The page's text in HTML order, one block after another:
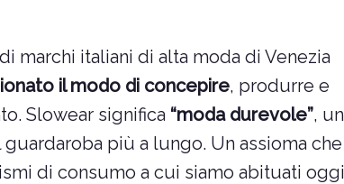
marchi italiani di alta moda di Venezia
il modo di concepire, produrre e
Slowear significa “moda durevole”, un
più a lungo. Un assioma che
di consumo a cui siamo abituati oggi